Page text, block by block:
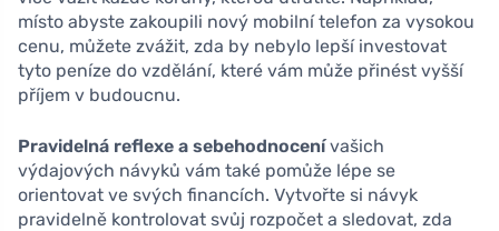
místo abyste zakoupili nový mobilní telefon za vysokou
cenu, můžete zvážit, zda by nebylo lepší investovat
tyto peníze do vzdělání, které vám může přinést vyšší
příjem v budoucnu.
Pravidelná reflexe a sebehodnocenívašich
výdajových návyků vám také pomůže lépe se
orientovat ve svých financích. Vytvořte si návyk
pravidelně kontrolovat svůj rozpočet a sledovat, zda